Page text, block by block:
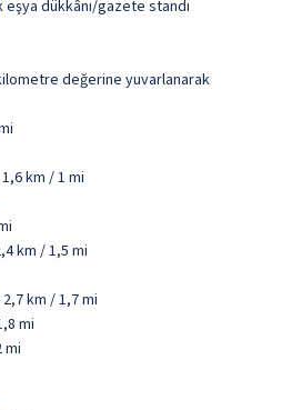
dükkânı/gazete standı
değerine yuvarlanarak
km / 1 mi
km / 1,5 mi
2,7 km / 1,7 mi
mi
mi